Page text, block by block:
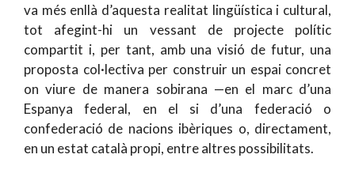
va més enllà d’aquesta realitat lingüística i cultural,
tot afegint-hi un vessant de projecte polític
compartit i, per tant, amb una visió de futur, una
proposta col·lectiva per construir un espai concret
on viure de manera sobirana —en el marc d’una
Espanya federal, en el si d’una federació o
confederació de nacions ibèriques o, directament,
en un estat català propi, entre altres possibilitats.